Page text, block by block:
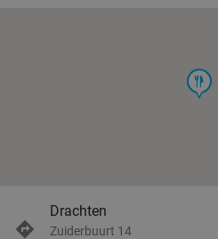
food
Drachten
Zuiderbuurt 14